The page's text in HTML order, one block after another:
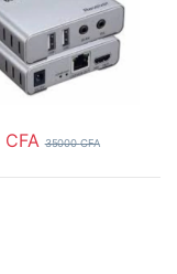
CFA 35000CFA